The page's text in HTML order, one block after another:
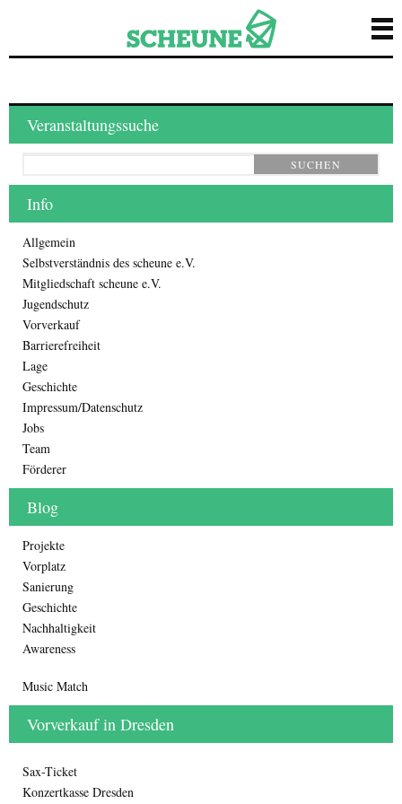
Veranstaltungssuche
SUCHEN
Info
Allgemein
Selbstverständnis des scheune e.V.
Mitgliedschaft scheune e.V.
Jugendschutz
Vorverkauf
Barrierefreiheit
Lage
Geschichte
Impressum/Datenschutz
Jobs
Team
Förderer
Blog
Projekte
Vorplatz
Sanierung
Geschichte
Nachhaltigkeit
Awareness
Music Match
Vorverkauf in Dresden
Sax-Ticket
Konzertkasse Dresden